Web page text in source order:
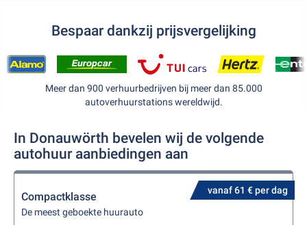
Bespaar dankzij prijsvergelijking
Meer dan 900 verhuurbedrijven bij meer dan 85.000
autoverhuurstations wereldwijd.
In Donauwörth bevelen wij de volgende
autohuur aanbiedingen aan
vanaf 61 € per dag
Compactklasse
De meest geboekte huurauto